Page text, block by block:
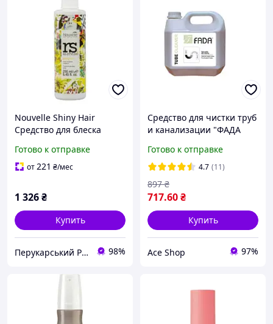
Nouvelle Shiny Hair
Средство для блеска
эффектом 250мл
Готово к отправке
от221 ₴/мес
1 326₴
Купить
Перукарський Рай 98%
Средство для чистки труб
и канализации "ФАДА
TUBE CLEANER, 3л
Готово к отправке
4.7 (11)
717.60₴
897 ₴
Купить
Ace Shop 97%